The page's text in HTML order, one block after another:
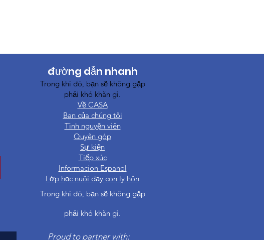
đường dẫn nhanh
Trong khi đó, bạn sẽ không gặp
phải khó khăn gì.
Về CASA
Ban của chúng tôi
Tình nguyện viên
Quyên góp
Sự kiện
Tiếp xúc
Informacion Espanol
Lớp học nuôi dạy con ly hôn
Trong khi đó, bạn sẽ không gặp
phải khó khăn gì.
Proud to partner with: